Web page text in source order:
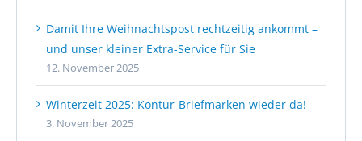
Damit Ihre Weihnachtspost rechtzeitig ankommt –
und unser kleiner Extra-Service für Sie
12. November 2025
Winterzeit 2025: Kontur-Briefmarken wieder da!
3. November 2025